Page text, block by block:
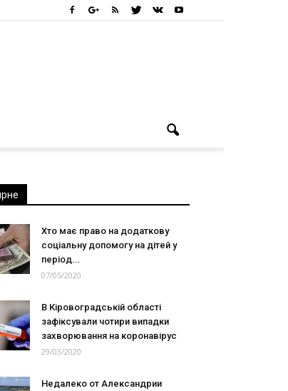
Хто має право на додаткову
соціальну допомогу на дітей у
період...
07/05/2020
В Кіровоградській області
зафіксували чотири випадки
захворювання на коронавірус
29/03/2020
Недалеко от Александрии